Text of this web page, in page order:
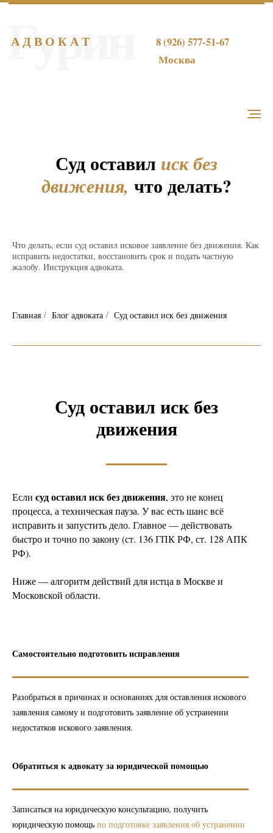
Гурин
Суд оставил иск без
движения, что делать?
Что делать, если суд оставил исковое заявление без движения. Как
исправить недостатки, восстановить срок и подать частную
жалобу. Инструкция адвоката.
Главная / Блог адвоката / Суд оставил иск без движения
Суд оставил иск без
движения
Если суд оставил иск без движения, это не конец
процесса, а техническая пауза. У вас есть шанс всё
исправить и запустить дело. Главное — действовать
быстро и точно по закону (ст. 136 ГПК РФ, ст. 128 АПК
РФ).
Ниже — алгоритм действий для истца в Москве и
Московской области.
Самостоятельно подготовить исправления
Разобраться в причинах и основаниях для оставления искового
заявления самому и подготовить заявление об устранении
недостатков искового заявления.
Обратиться к адвокату за юридической помощью
Записаться на юридическую консультацию, получить
юридическую помощь по подготовке заявления об устранении